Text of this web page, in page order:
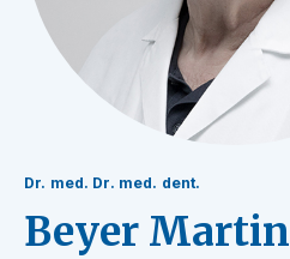
Dr. med. Dr. med. dent.
Beyer Martin